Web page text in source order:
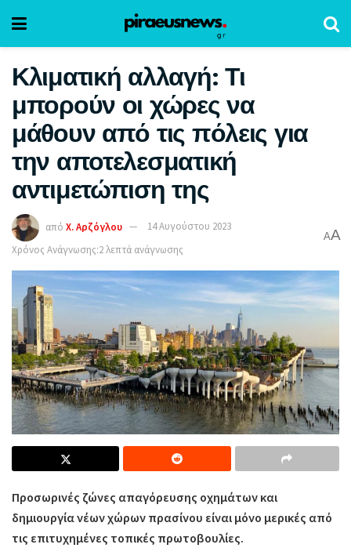
Κλιματική αλλαγή: Τι
μπορούν οι χώρες να
μάθουν από τις πόλεις για
την αποτελεσματική
αντιμετώπιση της
από Χ. Αρζόγλου
14 Αυγούστου 2023
Χρόνος Ανάγνωσης:2 λεπτά ανάγνωσης
AA
Προσωρινές ζώνες απαγόρευσης οχημάτων και
δημιουργία νέων χώρων πρασίνου είναι μόνο μερικές από
τις επιτυχημένες τοπικές πρωτοβουλίες.